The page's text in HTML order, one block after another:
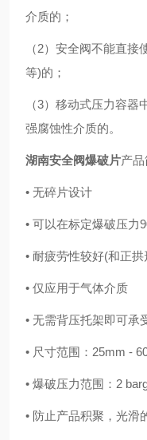
介质的；
（2）安全阀不能直
等)的；
（3）移动式压力容
强腐蚀性介质的。
湖南安全阀爆破片产
• 无碎片设计
• 可以在标定爆破压力
• 耐疲劳性较好(和正
• 仅应用于气体介质
• 无需背压托架即可承
• 尺寸范围：25mm -
• 爆破压力范围：2
• 防止产品积聚，光滑